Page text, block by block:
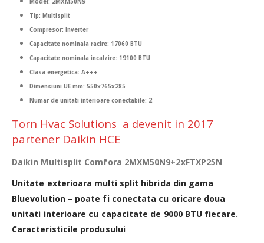
Tip: Multisplit
Compresor: Inverter
Capacitate nominala racire: 17060 BTU
Capacitate nominala incalzire: 19100 BTU
Clasa energetica: A+++
Dimensiuni UE mm: 550x765x285
Numar de unitati interioare conectabile: 2
Torn Hvac Solutions a devenit in 2017
partener Daikin HCE
Daikin Multisplit Comfora 2MXM50N9+2xFTXP25N
Unitate exterioara multi split hibrida din gama
Bluevolution – poate fi conectata cu oricare doua
unitati interioare cu capacitate de 9000 BTU fiecare.
Caracteristicile produsului